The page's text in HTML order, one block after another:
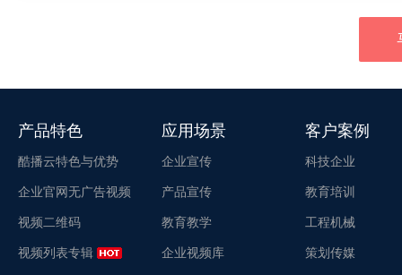
产品特色
酷播云特色与优势
企业官网无广告视频
视频二维码
视频列表专辑
应用场景
企业宣传
产品宣传
教育教学
企业视频库
客户案例
科技企业
教育培训
工程机械
策划传媒